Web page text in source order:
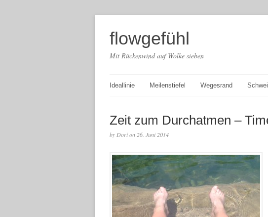
flowgefühl
Mit Rückenwind auf Wolke sieben
Ideallinie Meilenstiefel Wegesrand
Zeit zum Durchatmen –
by Dori on 26. Juni 2014